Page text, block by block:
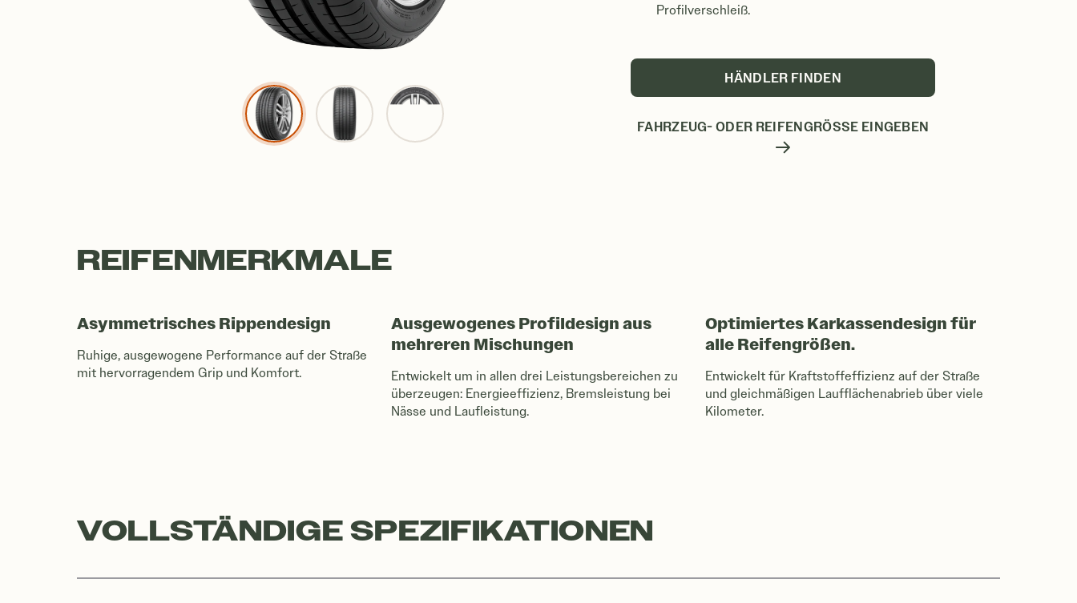
Profilverschleiß.
HÄNDLER FINDEN
FAHRZEUG- ODER REIFENGRÖSSE EINGEBEN
REIFENMERKMALE
Asymmetrisches Rippendesign
Ruhige, ausgewogene Performance auf der Straße
mit hervorragendem Grip und Komfort.
Ausgewogenes Profildesign aus
mehreren Mischungen
Entwickelt um in allen drei Leistungsbereichen zu
überzeugen: Energieeffizienz, Bremsleistung bei
Nässe und Laufleistung.
Optimiertes Karkassendesign für
alle Reifengrößen.
Entwickelt für Kraftstoffeffizienz auf der Straße
und gleichmäßigen Laufflächenabrieb über viele
Kilometer.
VOLLSTÄNDIGE SPEZIFIKATIONEN